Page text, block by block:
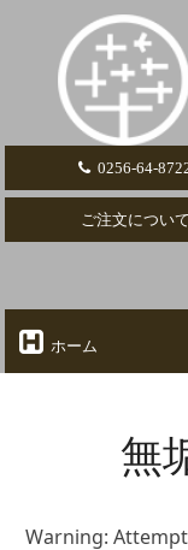
0256-64-
ご注文について
ホーム
無
Warning: